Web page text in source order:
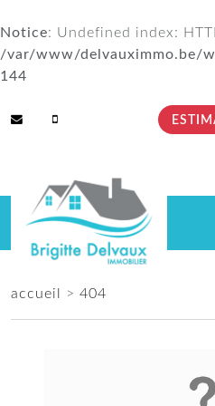
Notice: Undefined index:
/var/www/delvauximmo.be/
144
accueil > 404